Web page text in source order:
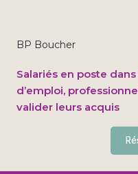
BP Boucher
Salariés en poste
d’emploi,
valider leurs acquis